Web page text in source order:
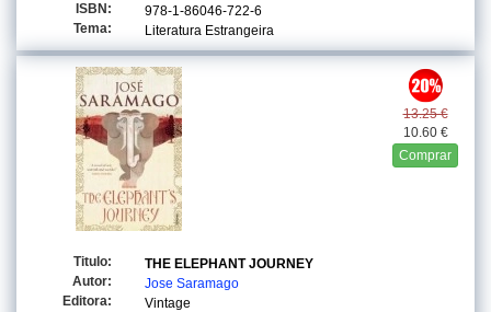
ISBN:
978-1-86046-722-6
Tema:
Literatura Estrangeira
13.25 €
10.60 €
Comprar
Titulo:
THE ELEPHANT JOURNEY
Autor:
Jose Saramago
Editora:
Vintage